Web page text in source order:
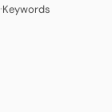
·Keywords